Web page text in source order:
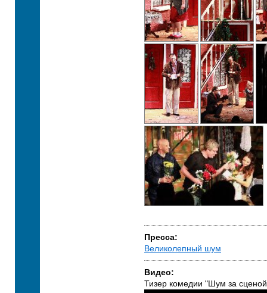
Пресса:
Великолепный шум
Видео:
Тизер комедии "Шум за